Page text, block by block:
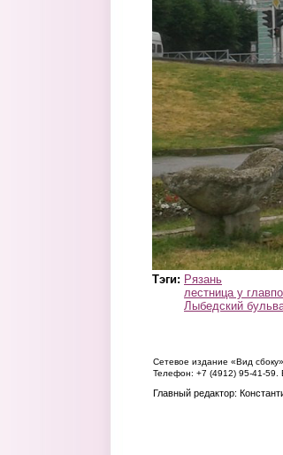
Тэги: Рязань
лестница у
Лыбедский
Сетевое издание «Вид
Телефон: +7 (4912) 95-41-59.
Главный редактор: